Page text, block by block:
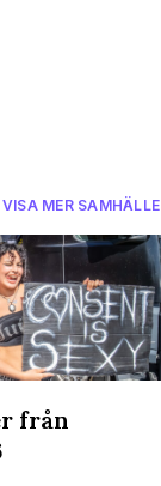
VISA MER SAMHÄLLE
från